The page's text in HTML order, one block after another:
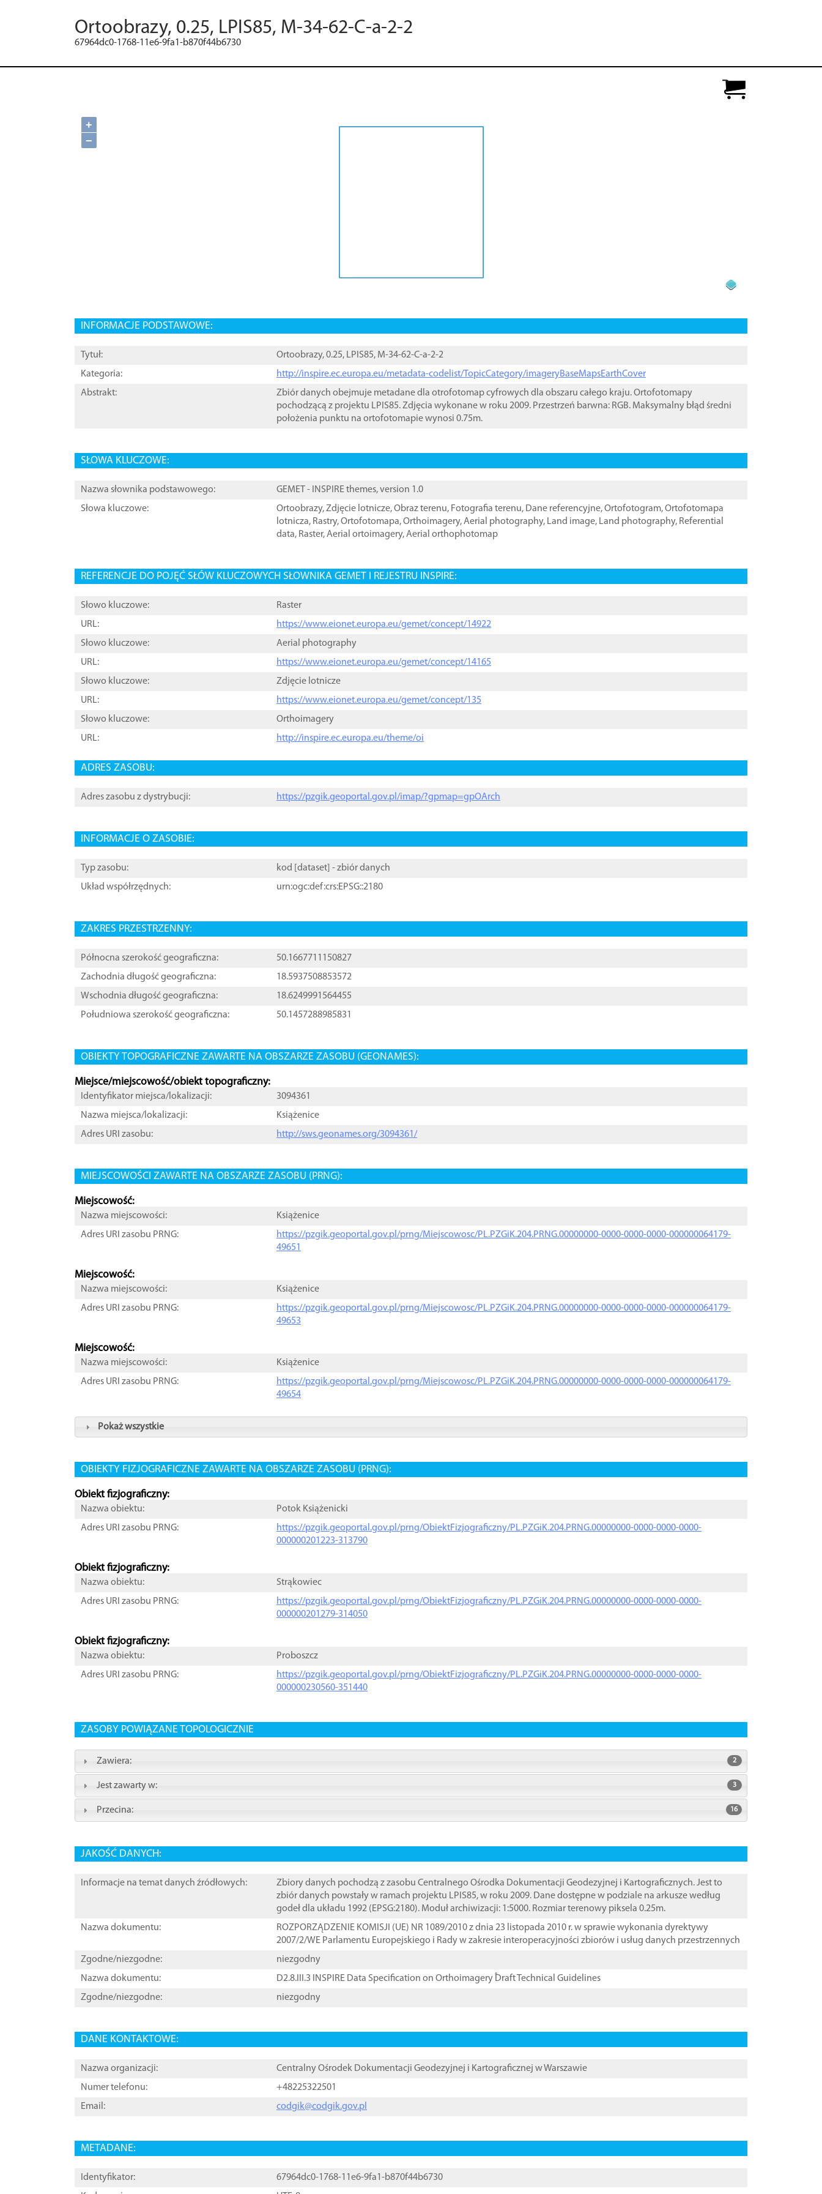
Ortoobrazy, 0.25, LPIS85, M-34-62-C-a-2-2
67964dc0-1768-11e6-9fa1-b870f44b6730
+
−
INFORMACJE PODSTAWOWE:
Tytuł:
Ortoobrazy, 0.25, LPIS85, M-34-62-C-a-2-2
Kategoria:
http://inspire.ec.europa.eu/metadata-codelist/TopicCategory/imageryBaseMapsEarthCover
Abstrakt:
Zbiór danych obejmuje metadane dla otrofotomap cyfrowych dla obszaru całego kraju. Ortofotomapy
pochodzącą z projektu LPIS85. Zdjęcia wykonane w roku 2009. Przestrzeń barwna: RGB. Maksymalny błąd średni
położenia punktu na ortofotomapie wynosi 0.75m.
SŁOWA KLUCZOWE:
Nazwa słownika podstawowego:
GEMET - INSPIRE themes, version 1.0
Słowa kluczowe:
Ortoobrazy,Zdjęcie lotnicze,Obraz terenu, Fotografia terenu, Dane referencyjne,Ortofotogram,Ortofotomapa
lotnicza, Rastry,Ortofotomapa,Orthoimagery,Aerial photography, Land image, Land photography, Referential
data, Raster,Aerial ortoimagery,Aerial orthophotomap
REFERENCJE DO POJĘĆ SŁÓW KLUCZOWYCH SŁOWNIKA GEMET I REJESTRU INSPIRE:
Słowo kluczowe:
Raster
URL:
https://www.eionet.europa.eu/gemet/concept/14922
Słowo kluczowe:
Aerial photography
URL:
https://www.eionet.europa.eu/gemet/concept/14165
Słowo kluczowe:
Zdjęcie lotnicze
URL:
https://www.eionet.europa.eu/gemet/concept/135
Słowo kluczowe:
Orthoimagery
URL:
http://inspire.ec.europa.eu/theme/oi
ADRES ZASOBU:
Adres zasobu z dystrybucji: https://pzgik.geoportal.gov.pl/imap/?gpmap=gpOArch
INFORMACJE O ZASOBIE:
Typ zasobu: kod [ dataset ] - zbiór danych
Układ współrzędnych:
urn:ogc:def:crs:EPSG::2180
ZAKRES PRZESTRZENNY:
Północna szerokość geograficzna:
50.1667711150827
Zachodnia długość geograficzna:
18.5937508853572
Wschodnia długość geograficzna:
18.6249991564455
Południowa szerokość geograficzna:
50.1457288985831
OBIEKTY TOPOGRAFICZNE ZAWARTE NA OBSZARZE ZASOBU (GEONAMES):
Miejsce/miejscowość/obiekt topograficzny:
Identyfikator miejsca/lokalizacji:
3094361
Nazwa miejsca/lokalizacji:
Książenice
Adres URI zasobu:
http://sws.geonames.org/3094361/
MIEJSCOWOŚCI ZAWARTE NA OBSZARZE ZASOBU (PRNG):
Miejscowość:
Nazwa miejscowości:
Książenice
Adres URI zasobu PRNG:
https://pzgik.geoportal.gov.pl/prng/Miejscowosc/PL.PZGiK.204.PRNG.00000000-0000-0000-0000-000000064179-
49651
Miejscowość:
Nazwa miejscowości:
Książenice
Adres URI zasobu PRNG:
https://pzgik.geoportal.gov.pl/prng/Miejscowosc/PL.PZGiK.204.PRNG.00000000-0000-0000-0000-000000064179-
49653
Miejscowość:
Nazwa miejscowości:
Książenice
Adres URI zasobu PRNG:
https://pzgik.geoportal.gov.pl/prng/Miejscowosc/PL.PZGiK.204.PRNG.00000000-0000-0000-0000-000000064179-
49654
Pokaż wszystkie
OBIEKTY FIZJOGRAFICZNE ZAWARTE NA OBSZARZE ZASOBU (PRNG):
Obiekt fizjograficzny:
Nazwa obiektu:
Potok Książenicki
Adres URI zasobu PRNG:
https://pzgik.geoportal.gov.pl/prng/ObiektFizjograficzny/PL.PZGiK.204.PRNG.00000000-0000-0000-0000-
000000201223-313790
Obiekt fizjograficzny:
Nazwa obiektu:
Strąkowiec
Adres URI zasobu PRNG:
https://pzgik.geoportal.gov.pl/prng/ObiektFizjograficzny/PL.PZGiK.204.PRNG.00000000-0000-0000-0000-
000000201279-314050
Obiekt fizjograficzny:
Nazwa obiektu:
Proboszcz
Adres URI zasobu PRNG:
https://pzgik.geoportal.gov.pl/prng/ObiektFizjograficzny/PL.PZGiK.204.PRNG.00000000-0000-0000-0000-
000000230560-351440
ZASOBY POWIĄZANE TOPOLOGICZNIE
Zawiera: 2
Jest zawarty w: 3
Przecina: 16
JAKOŚĆ DANYCH:
Informacje na temat danych źródłowych:
Zbiory danych pochodzą z zasobu Centralnego Ośrodka Dokumentacji Geodezyjnej i Kartograficznych. Jest to
zbiór danych powstały w ramach projektu LPIS85, w roku 2009. Dane dostępne w podziale na arkusze według
godeł dla układu 1992 (EPSG:2180). Moduł archiwizacji: 1:5000. Rozmiar terenowy piksela 0.25m.
Nazwa dokumentu:
ROZPORZĄDZENIE KOMISJI (UE) NR 1089/2010 z dnia 23 listopada 2010 r. w sprawie wykonania dyrektywy
2007/2/WE Parlamentu Europejskiego i Rady w zakresie interoperacyjności zbiorów i usług danych przestrzennych
Zgodne/niezgodne:
niezgodny
Nazwa dokumentu:
D2.8.III.3 INSPIRE Data Specification on Orthoimagery ֠Draft Technical Guidelines
Zgodne/niezgodne:
niezgodny
DANE KONTAKTOWE:
Nazwa organizacji:
Centralny Ośrodek Dokumentacji Geodezyjnej i Kartograficznej w Warszawie
Numer telefonu:
+48225322501
Email:
codgik@codgik.gov.pl
METADANE:
Identyfikator:
67964dc0-1768-11e6-9fa1-b870f44b6730